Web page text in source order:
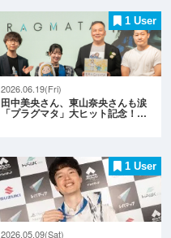
1 User
2026.06.19(Fri)
田中美央さん、東山奈央さんも涙
「プラグマタ」大ヒット記念！…
1 User
2026.05.09(Sat)